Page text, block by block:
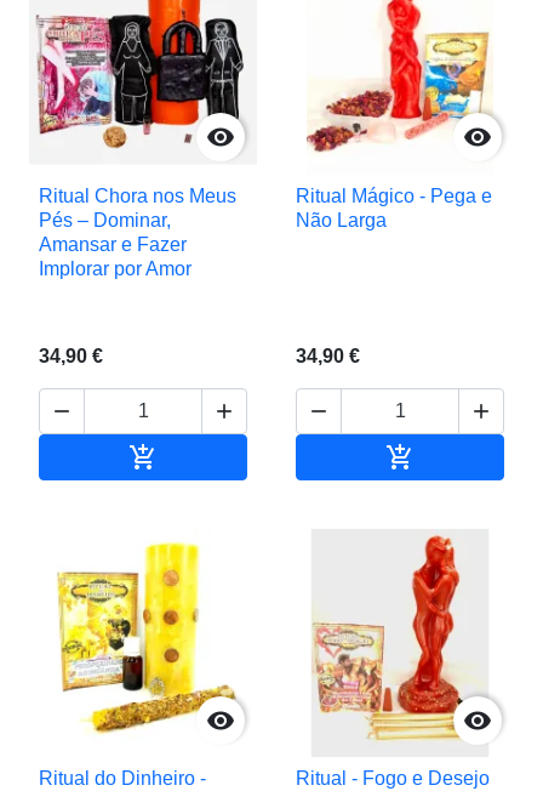

Ritual Chora nos Meus
Pés – Dominar,
Amansar e Fazer
Implorar por Amor
34,90 €
 


Ritual Mágico - Pega e
Não Larga
34,90 €
 


Ritual do Dinheiro -

Ritual - Fogo e Desejo